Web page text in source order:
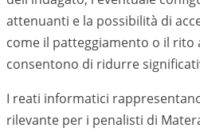
attenuanti e la possibilità di
come il patteggiamento o il rito
consentono di ridurre
I reati informatici
rilevante per i penalisti di